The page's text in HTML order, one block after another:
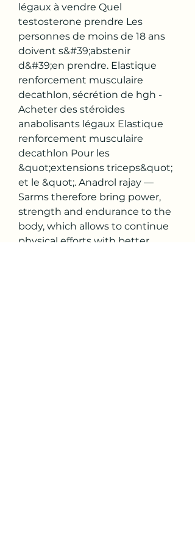
légaux à vendre Quel
testosterone prendre Les
personnes de moins de 18 ans
doivent s&#39;abstenir
d&#39;en prendre. Elastique
renforcement musculaire
decathlon, sécrétion de hgh -
Acheter des stéroïdes
anabolisants légaux Elastique
renforcement musculaire
decathlon Pour les
&quot;extensions triceps&quot;
et le &quot;. Anadrol rajay —
Sarms therefore bring power,
strength and endurance to the
body, which allows to continue
physical efforts with better